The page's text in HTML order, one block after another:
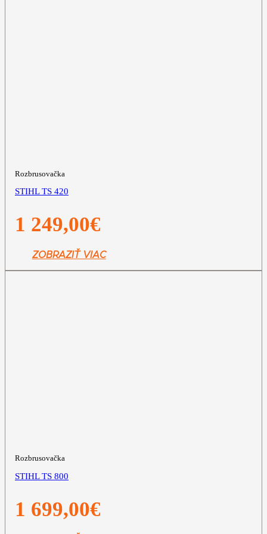
Rozbrusovačka
STIHL TS 420
1 249,00€
ZOBRAZIŤ VIAC
Rozbrusovačka
STIHL TS 800
1 699,00€